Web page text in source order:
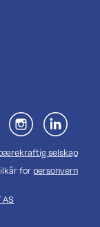
selskap
for personvern
AS